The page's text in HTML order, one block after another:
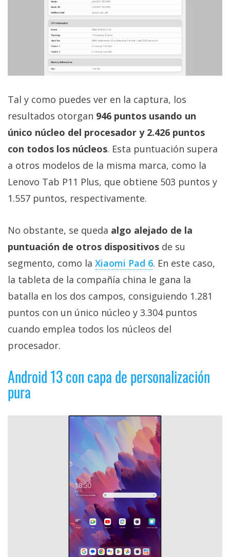
Tal y como puedes ver en la captura, los
resultados otorgan 946 puntos usando un
único núcleo del procesador y 2.426 puntos
con todos los núcleos. Esta puntuación supera
a otros modelos de la misma marca, como la
Lenovo Tab P11 Plus, que obtiene 503 puntos y
1.557 puntos, respectivamente.
No obstante, se queda algo alejado de la
puntuación de otros dispositivos de su
segmento, como la Xiaomi Pad 6. En este caso,
la tableta de la compañía china le gana la
batalla en los dos campos, consiguiendo 1.281
puntos con un único núcleo y 3.304 puntos
cuando emplea todos los núcleos del
procesador.
Android 13 con capa de personalización
pura